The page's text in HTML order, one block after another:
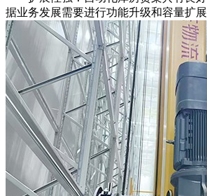
据业务发展需要进行功能升级和容量扩展